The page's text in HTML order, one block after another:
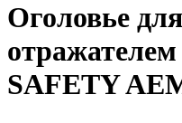
Оголовье
SAFETY